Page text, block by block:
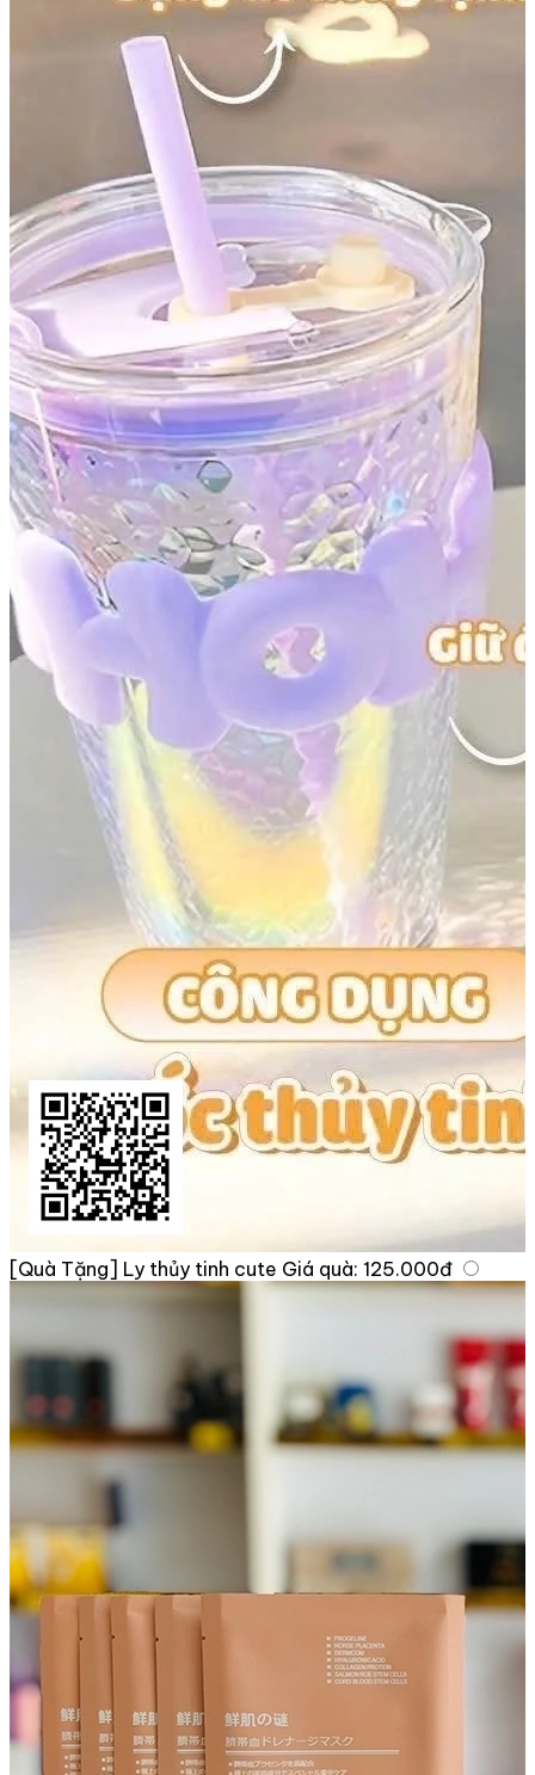
[Quà Tặng] Ly thủy tinh cute Giá quà: 125.000đ